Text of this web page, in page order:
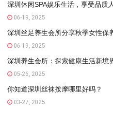
深圳休闲SPA娱乐生活，享受品质
06-19, 2025
深圳丝足养生会所分享秋季女性保
06-19, 2025
深圳养生会所：探索健康生活新境
05-26, 2025
你知道深圳丝袜按摩哪里好吗？
03-27, 2025